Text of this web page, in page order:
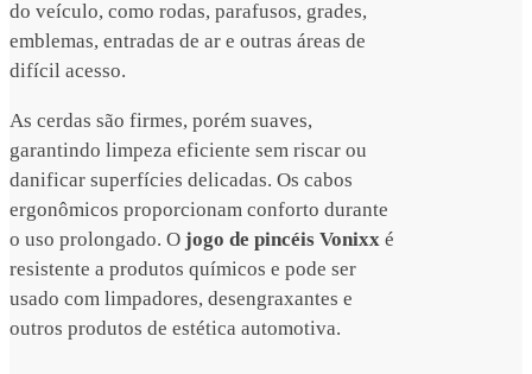
do veículo, como rodas, parafusos, grades,
emblemas, entradas de ar e outras áreas de
difícil acesso.
As cerdas são firmes, porém suaves,
garantindo limpeza eficiente sem riscar ou
danificar superfícies delicadas. Os cabos
ergonômicos proporcionam conforto durante
o uso prolongado. O jogo de pincéis Vonixx é
resistente a produtos químicos e pode ser
usado com limpadores, desengraxantes e
outros produtos de estética automotiva.